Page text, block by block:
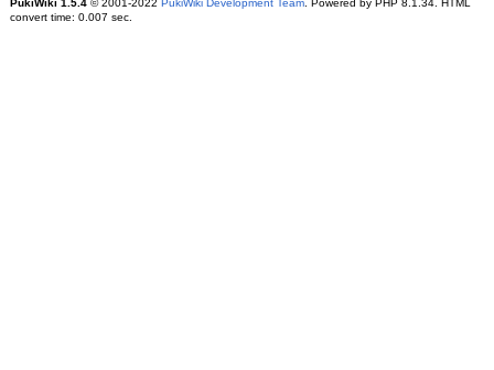
PukiWiki 1.5.4© 2001-2022 PukiWiki Development Team. Powered by PHP 8.1.34. HTML
convert time: 0.007 sec.